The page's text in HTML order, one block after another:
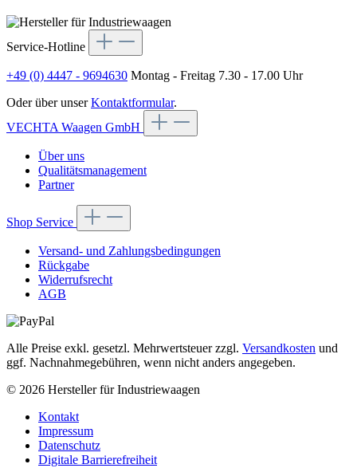
Service-Hotline
+49 (0) 4447 - 9694630 Montag - Freitag 7.30 - 17.00 Uhr
Oder über unserKontaktformular.
VECHTA Waagen GmbH
Über uns
Qualitätsmanagement
Partner
Shop Service
Versand- und Zahlungsbedingungen
Rückgabe
Widerrufsrecht
AGB
Alle Preise exkl. gesetzl. Mehrwertsteuer zzgl. Versandkosten und
ggf. Nachnahmegebühren, wenn nicht anders angegeben.
© 2026 Hersteller für Industriewaagen
Kontakt
Impressum
Datenschutz
Digitale Barrierefreiheit